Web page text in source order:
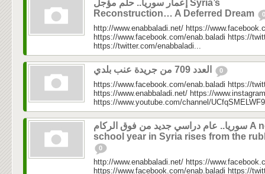
إعمار سوريا.. حلم مؤجل Syria’s
Reconstruction… A Deferred Dream
0
http://www.enabbaladi.net/ https://
https://www.facebook.com/enab.baladi https://
https://twitter.com/enabbaladi...
0
https://www.facebook.com/enab.baladi https://
https://www.enabbaladi.net/ https://
https://www.youtube.com/channel/
سوريا.. عام دراسي جديد من فوق الركام A new
school year in Syria rises from the
0
http://www.enabbaladi.net/ https://
https://www.facebook.com/enab.baladi https://